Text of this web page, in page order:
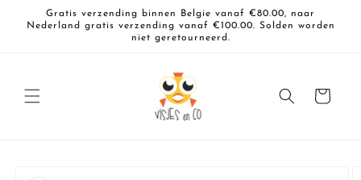
naar de
content
Gratis verzending binnen Belgie vanaf €80.00, naar
Nederland gratis verzending vanaf €100.00. Solden worden
niet geretourneerd.
Winkelwagen